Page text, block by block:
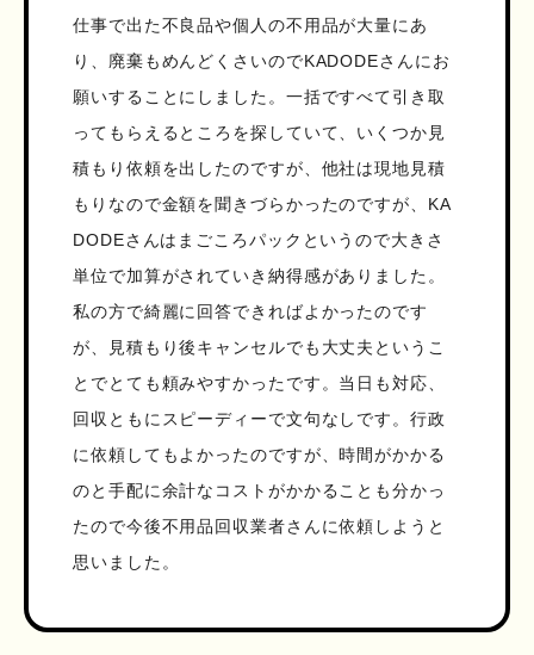
仕事で出た不良品や個人の不用品が大量にあ
り、廃棄もめんどくさいのでKADODEさんにお
願いすることにしました。一括ですべて引き取
ってもらえるところを探していて、いくつか見
積もり依頼を出したのですが、他社は現地見積
もりなので金額を聞きづらかったのですが、KA
DODEさんはまごころパックというので大きさ
単位で加算がされていき納得感がありました。
私の方で綺麗に回答できればよかったのです
が、見積もり後キャンセルでも大丈夫というこ
とでとても頼みやすかったです。当日も対応、
回収ともにスピーディーで文句なしです。行政
に依頼してもよかったのですが、時間がかかる
のと手配に余計なコストがかかることも分かっ
たので今後不用品回収業者さんに依頼しようと
思いました。